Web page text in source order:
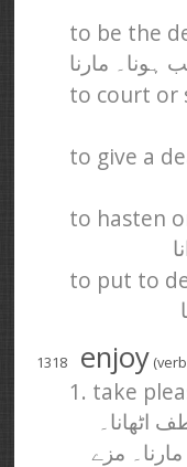
to be the
ہونا۔ مارنا
to court or
to give a
to hasten
to put to
1318 enjoy
1. take
اٹھانا۔
مزے